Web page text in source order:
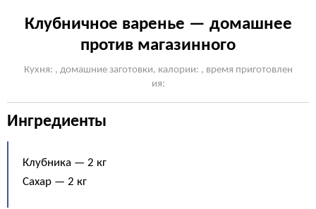
Клубничное варенье — домашнее
против магазинного
Кухня: , домашние заготовки, калории: , время приготовлен
ия:
Ингредиенты
Клубника — 2 кг
Сахар — 2 кг